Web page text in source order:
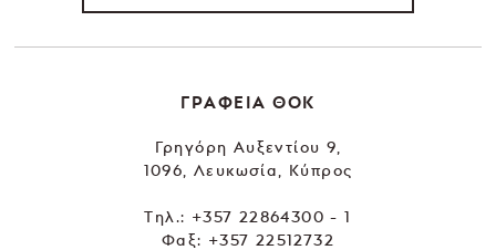
ΓΡΑΦΕΙΑ ΘΟΚ
Γρηγόρη Αυξεντίου 9,
1096, Λευκωσία, Κύπρος
Tηλ.: +357 22864300 - 1
Φαξ: +357 22512732